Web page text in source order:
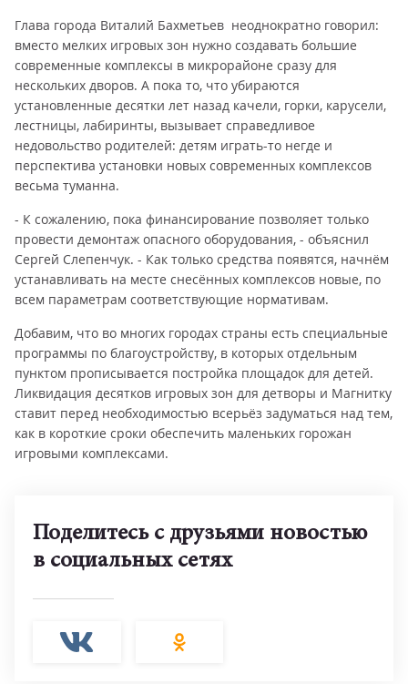
Глава города Виталий Бахметьев неоднократно говорил:
вместо мелких игровых зон нужно создавать большие
современные комплексы в микрорайоне сразу для
нескольких дворов. А пока то, что убираются
установленные десятки лет назад качели, горки, карусели,
лестницы, лабиринты, вызывает справедливое
недовольство родителей: детям играть-то негде и
перспектива установки новых современных комплексов
весьма туманна.
- К сожалению, пока финансирование позволяет только
провести демонтаж опасного оборудования, - объяснил
Сергей Слепенчук. - Как только средства появятся, начнём
устанавливать на месте снесённых комплексов новые, по
всем параметрам соответствующие нормативам.
Добавим, что во многих городах страны есть специальные
программы по благоустройству, в которых отдельным
пунктом прописывается постройка площадок для детей.
Ликвидация десятков игровых зон для детворы и Магнитку
ставит перед необходимостью всерьёз задуматься над тем,
как в короткие сроки обеспечить маленьких горожан
игровыми комплексами.
Поделитесь с друзьями новостью
в социальных сетях